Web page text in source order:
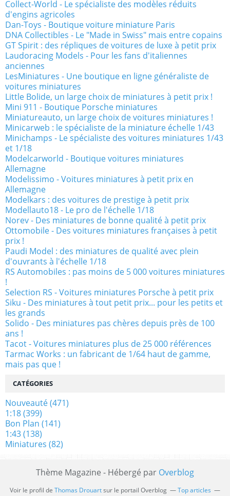
Collect-World - Le spécialiste des modèles réduits
d'engins agricoles
Dan-Toys - Boutique voiture miniature Paris
DNA Collectibles - Le "Made in Swiss" mais entre copains
GT Spirit : des répliques de voitures de luxe à petit prix
Laudoracing Models - Pour les fans d'italiennes
anciennes
LesMiniatures - Une boutique en ligne généraliste de
voitures miniatures
Little Bolide, un large choix de miniatures à petit prix !
Mini 911 - Boutique Porsche miniatures
Miniatureauto, un large choix de voitures miniatures !
Minicarweb : le spécialiste de la miniature échelle 1/43
Minichamps - Le spécialiste des voitures miniatures 1/43
et 1/18
Modelcarworld - Boutique voitures miniatures
Allemagne
Modelissimo - Voitures miniatures à petit prix en
Allemagne
Modelkars : des voitures de prestige à petit prix
Modellauto18 - Le pro de l'échelle 1/18
Norev - Des miniatures de bonne qualité à petit prix
Ottomobile - Des voitures miniatures françaises à petit
prix !
Paudi Model : des miniatures de qualité avec plein
d'ouvrants à l'échelle 1/18
RS Automobiles : pas moins de 5 000 voitures miniatures
!
Selection RS - Voitures miniatures Porsche à petit prix
Siku - Des miniatures à tout petit prix... pour les petits et
les grands
Solido - Des miniatures pas chères depuis près de 100
ans !
Tacot - Voitures miniatures plus de 25 000 références
Tarmac Works : un fabricant de 1/64 haut de gamme,
mais pas que !
CATÉGORIES
Nouveauté(471)
1:18(399)
Bon Plan (141)
1:43(138)
Miniatures (82)
Thème Magazine - Hébergé par Overblog
Voir le profil de Thomas Drouartsur le portail Overblog Top articles